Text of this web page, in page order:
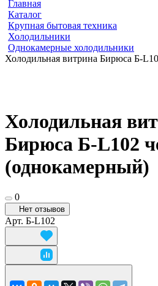
Главная
Каталог
Крупная бытовая техника
Холодильники
Однокамерные холодильники
Холодильная витрина Бирюса Б-
Холодильная
Бирюса Б-L102
(однокамерный)
0
Нет отзывов
Арт. Б-L102